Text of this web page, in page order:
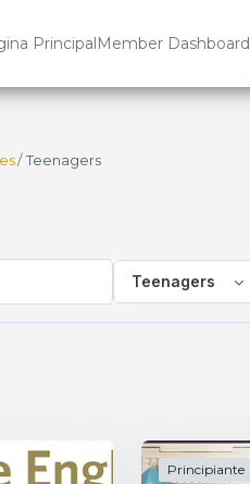
PrincipalMember Dashboard
Teenagers
Teenagers
Principiante